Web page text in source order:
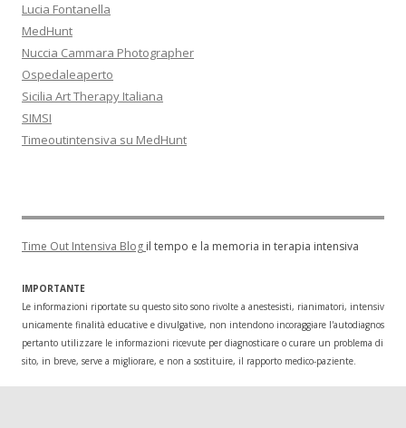
Lucia Fontanella
MedHunt
Nuccia Cammara Photographer
Ospedaleaperto
Sicilia Art Therapy Italiana
SIMSI
Timeoutintensiva su MedHunt
Time Out Intensiva Blog il tempo e la memoria in terapia intensiva
IMPORTANTE
Le informazioni riportate su questo sito sono rivolte a anestesisti, rianimatori,
unicamente finalità educative e divulgative, non intendono incoraggiare l'autodiagnosi o
pertanto utilizzare le informazioni ricevute per diagnosticare o curare un problema di
sito, in breve, serve a migliorare, e non a sostituire, il rapporto medico-paziente.